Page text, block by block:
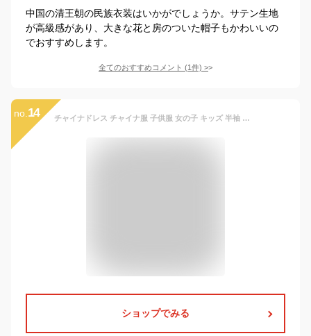
中国の清王朝の民族衣装はいかがでしょうか。サテン生地
が高級感があり、大きな花と房のついた帽子もかわいいの
でおすすめします。
全てのおすすめコメント (1件) >
no. 14 チャイナドレス チャイナ服 子供服 女の子 キッズ 半袖 ワンピース 中華風 可愛い 梅の花柄 パーティー コスプレ ハロウィン クリスマス コスチューム 文化祭 発表会 100 110 120 130 140 150 送料無料
ショップでみる